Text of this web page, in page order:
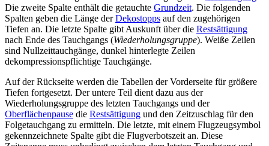
Die zweite Spalte enthält die getauchte Grundzeit. Die folgenden
Spalten geben die Länge derDekostopps auf den zugehörigen
Tiefen an. Die letzte Spalte gibt Auskunft über die Restsättigung
nach Ende des Tauchgangs (Wiederholungsgruppe). Weiße Zeilen
sind Nullzeittauchgänge, dunkel hinterlegte Zeilen
dekompressionspflichtige Tauchgänge.
Auf der Rückseite werden die Tabellen der Vorderseite für größere
Tiefen fortgesetzt. Der untere Teil dient dazu aus der
Wiederholungsgruppe des letzten Tauchgangs und der
Oberflächenpause die Restsättigung und den Zeitzuschlag für den
Folgetauchgang zu ermitteln. Die letzte, mit einem Flugzeugsymbol
gekennzeichnete Spalte gibt die Flugverbotszeit an. Diese